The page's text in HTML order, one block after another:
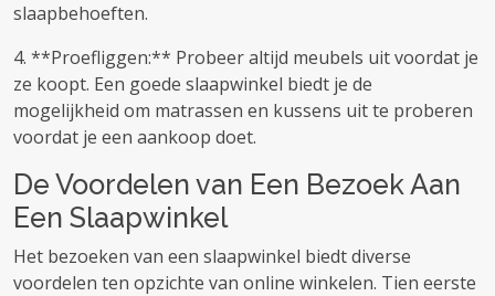
slaapbehoeften.
4. **Proefliggen:** Probeer altijd meubels uit voordat je
ze koopt. Een goede slaapwinkel biedt je de
mogelijkheid om matrassen en kussens uit te proberen
voordat je een aankoop doet.
De Voordelen van Een Bezoek Aan
Een Slaapwinkel
Het bezoeken van een slaapwinkel biedt diverse
voordelen ten opzichte van online winkelen. Tien eerste